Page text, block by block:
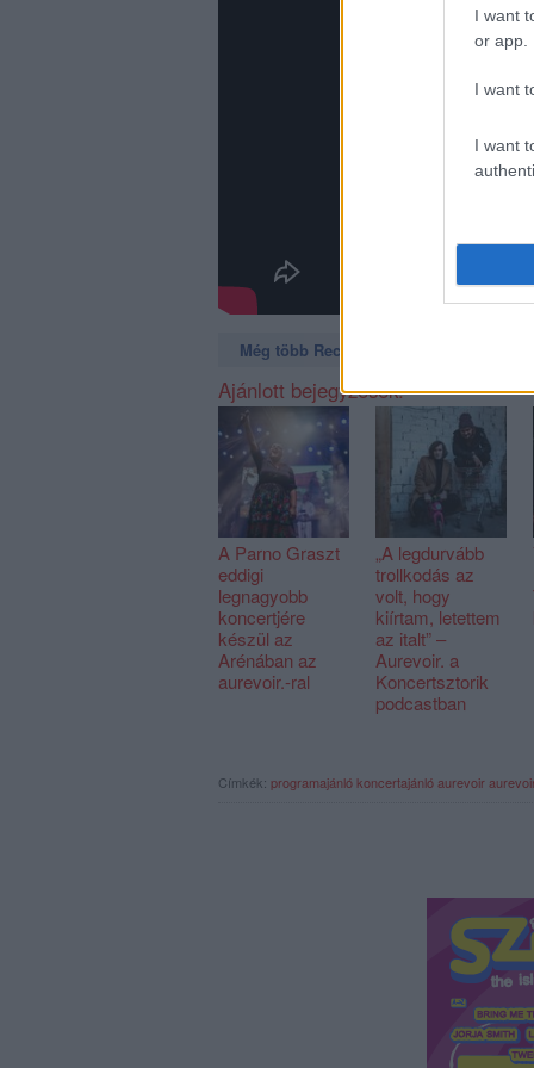
I want
or app.
I want
I want
Még több Recorder a Facebookon.
Ajánlott bejegyzések:
A Parno Graszt
eddigi
legnagyobb
koncertjére
készül az
Arénában az
aurevoir.-ral
„A legdurvább
trollkodás az
volt, hogy
kiírtam, letettem
az italt” –
Aurevoir. a
Koncertsztorik
podcastban
Címkék: programajánló koncertajánlóaurevoir